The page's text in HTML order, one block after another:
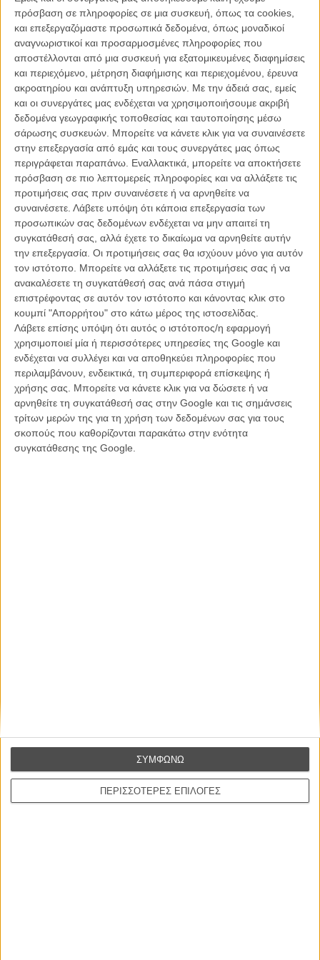
πρόσβαση σε πληροφορίες σε μια συσκευή, όπως τα cookies,
και επεξεργαζόμαστε προσωπικά δεδομένα, όπως μοναδικοί
αναγνωριστικοί και προσαρμοσμένες πληροφορίες που
αποστέλλονται από μια συσκευή για εξατομικευμένες διαφημίσεις
και περιεχόμενο, μέτρηση διαφήμισης και περιεχομένου, έρευνα
ακροατηρίου και ανάπτυξη υπηρεσιών. Με την άδειά σας, εμείς
και οι συνεργάτες μας ενδέχεται να χρησιμοποιήσουμε ακριβή
δεδομένα γεωγραφικής τοποθεσίας και ταυτοποίησης μέσω
σάρωσης συσκευών. Μπορείτε να κάνετε κλικ για να συναινέσετε
στην επεξεργασία από εμάς και τους συνεργάτες μας όπως
περιγράφεται παραπάνω. Εναλλακτικά, μπορείτε να αποκτήσετε
πρόσβαση σε πιο λεπτομερείς πληροφορίες και να αλλάξετε τις
προτιμήσεις σας πριν συναινέσετε ή να αρνηθείτε να
συναινέσετε. Λάβετε υπόψη ότι κάποια επεξεργασία των
προσωπικών σας δεδομένων ενδέχεται να μην απαιτεί τη
συγκατάθεσή σας, αλλά έχετε το δικαίωμα να αρνηθείτε αυτήν
την επεξεργασία. Οι προτιμήσεις σας θα ισχύουν μόνο για αυτόν
τον ιστότοπο. Μπορείτε να αλλάξετε τις προτιμήσεις σας ή να
ανακαλέσετε τη συγκατάθεσή σας ανά πάσα στιγμή
επιστρέφοντας σε αυτόν τον ιστότοπο και κάνοντας κλικ στο
κουμπί "Απορρήτου" στο κάτω μέρος της ιστοσελίδας.
Λάβετε επίσης υπόψη ότι αυτός ο ιστότοπος/η εφαρμογή
χρησιμοποιεί μία ή περισσότερες υπηρεσίες της Google και
ενδέχεται να συλλέγει και να αποθηκεύει πληροφορίες που
περιλαμβάνουν, ενδεικτικά, τη συμπεριφορά επίσκεψης ή
χρήσης σας. Μπορείτε να κάνετε κλικ για να δώσετε ή να
αρνηθείτε τη συγκατάθεσή σας στην Google και τις σημάνσεις
τρίτων μερών της για τη χρήση των δεδομένων σας για τους
σκοπούς που καθορίζονται παρακάτω στην ενότητα
συγκατάθεσης της Google.
ΠΕΡΙΣΣΟΤΕΡΕΣ ΕΠΙΛΟΓΕΣ
ΣΥΜΦΩΝΩ
Η Αδελφή μου
Η Καρδιά του
Σκύλου
Το Νησί των
Σκύλων
ΑΡΘΡΑ
To σινεμά της «αγανάκτησης»
/ 06 ΙΟΥΝ 2011/ Μανώλης Κρανάκης
Επέτειος δέκα χρόνων για την «Οικογένεια
Τένενμπαουμ»
ΝΕΑ / 24 ΑΥΓ 2011/ Μανώλης Κρανάκης
H Τίλντα Σουίντον στην καινούρια ταινία του Γουες
Αντερσον
/12 ΣΕΠ 2011 Μανώλης Κρανάκης
Ο Μπιλ Μάρεϊ είναι cult!
ΝΕΑ /29 ΟΚΤ 2011/ Μανώλης Κρανάκης
Εγγράψου στο εβδομαδιαίο newsletter μας.
ΕΓΓΡΑΦΗ
Θέλω να λαμβάνω τα newsletter σας.